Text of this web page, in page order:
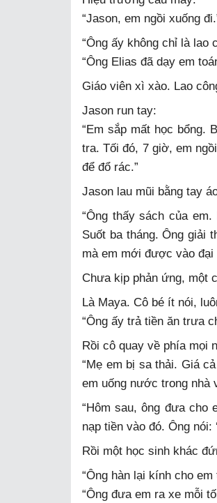
“Jason, em ngồi xuống
“Ông ấy không chỉ là lao
“Ông Elias đã dạy em
Giáo viên xì xào. Lao
Jason run tay:
“Em sắp mất học bổng.
tra. Tối đó, 7 giờ, em
để đổ rác.”
Jason lau mũi bằng tay
“Ông thấy sách của
Suốt ba tháng. Ông giải
mà em mới được vào đại
Chưa kịp phản ứng, một
Là Maya. Cô bé ít nói,
“Ông ấy trả tiền ăn trưa
Rồi cô quay về phía mọi
“Mẹ em bị sa thải. Giá
em uống nước trong nhà
“Hôm sau, ông đưa cho
nạp tiền vào đó. Ông nói:
Rồi một học sinh khác
“Ông hàn lại kính cho
“Ông đưa em ra xe mỗi